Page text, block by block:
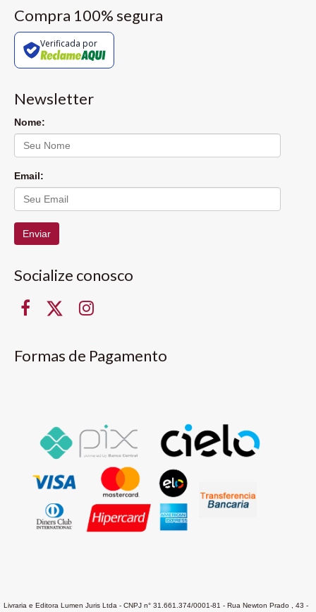
Compra 100% segura
Verificada por
Newsletter
Nome:
Email:
Enviar
Socialize conosco
Formas de Pagamento
Livraria e Editora Lumen Juris Ltda - CNPJ n° 31.661.374/0001-81 - Rua Newton Prado , 43 -